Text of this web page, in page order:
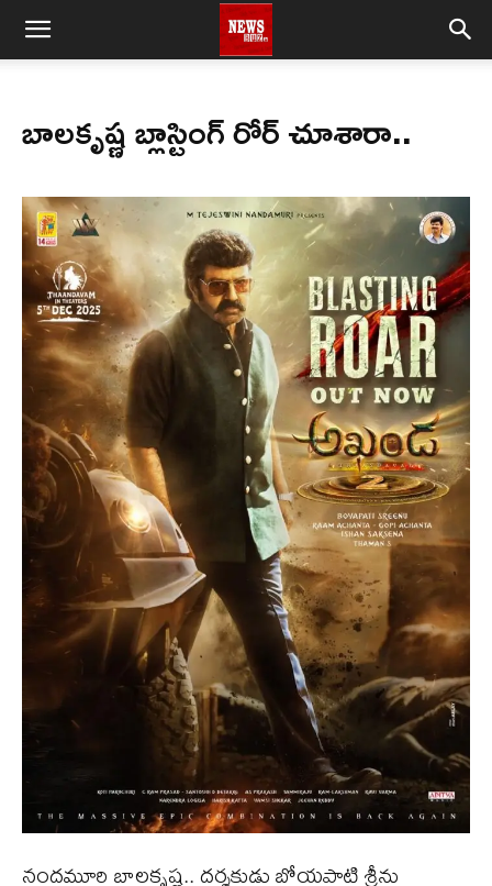
బాలకృష్ణ బ్లాస్టింగ్‌ రోర్‌ చూశారా..
నందమూరి బాలకృష్ణ.. దర్శకుడు బోయపాటి శ్రీను